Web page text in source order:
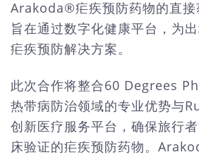
Arakoda®疟疾预防药物的直接
旨在通过数字化健康平台，为
疟疾预防解决方案。
此次合作将整合60 Degrees
热带病防治领域的专业优势与
创新医疗服务平台，确保旅行
床验证的疟疾预防药物。